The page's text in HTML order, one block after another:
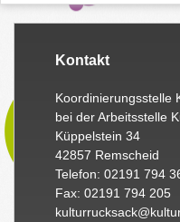
Kontakt
Koordinierungsstelle
bei der Arbeitsstelle
Küppelstein 34
42857 Remscheid
Telefon: 02191 794
Fax: 02191 794 205